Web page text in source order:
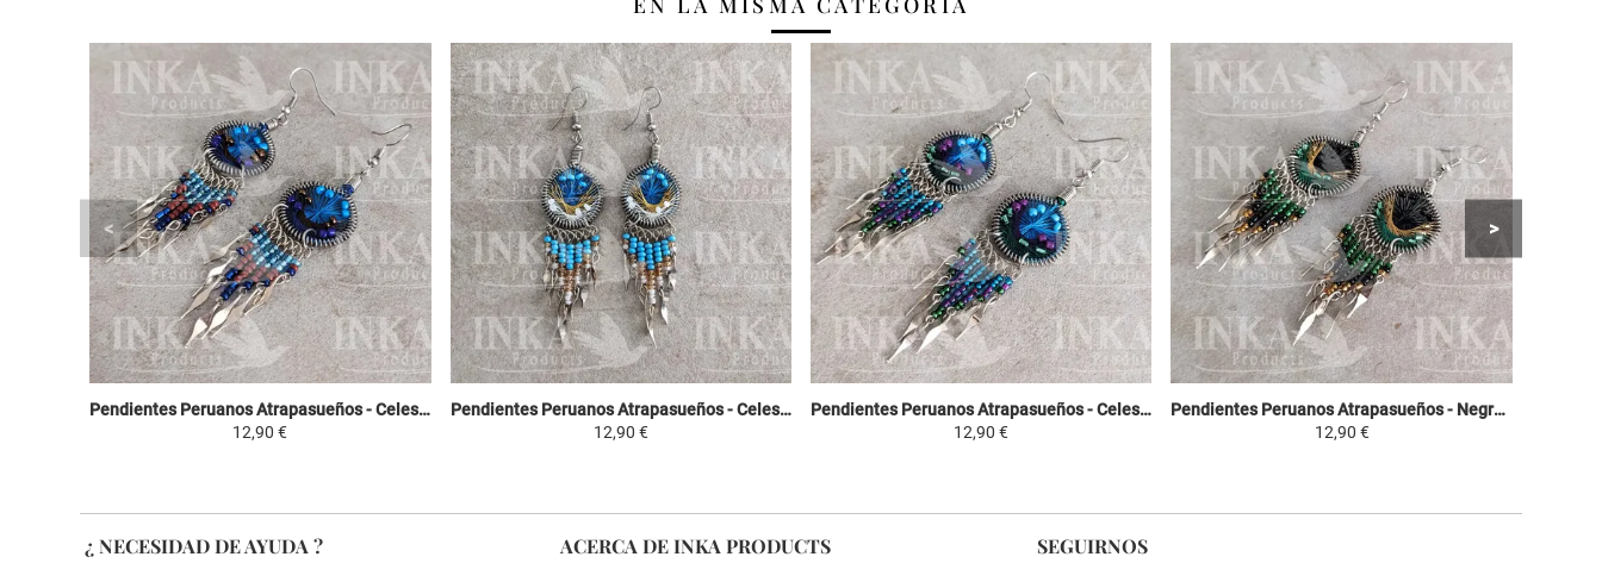
Pendientes Peruanos Atrapasueños - Celeste, Marron y Violeta
12,90 €
Pendientes Peruanos Atrapasueños - Celeste, Amarillo y Blanco
12,90 €
Pendientes Peruanos Atrapasueños - Celeste, violeta y verde
12,90 €
Pendientes Peruanos Atrapasueños - Negro, Amarillo y Verde
12,90 €
¿ NECESIDAD DE AYUDA ? ACERCA DE INKA PRODUCTS SEGUIRNOS